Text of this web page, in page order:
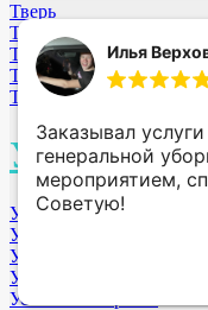
Тверь
Тюмень
Томск
Таганрог
Тихвин
У
Уфа
Ульяновск
Улан-Удэ
Уссурийск
Усолье-Сибирское
Илья
Заказывал
генеральной
мероприятием,
Советую!